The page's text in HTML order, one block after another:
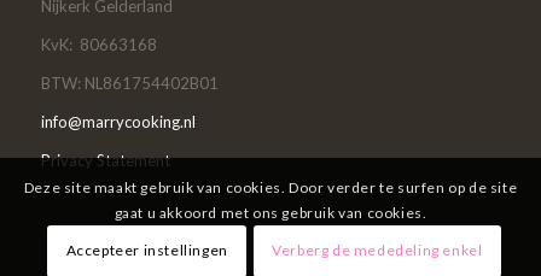
Nijkerk Gelderland
KvK: 80663168
BTW: NL861754402B01
info@marrycooking.nl
Privacy Statement
Deze site maakt gebruik van cookies. Door verder te surfen op de site
gaat u akkoord met ons gebruik van cookies.
Accepteer instellingen Verberg de mededeling enkel